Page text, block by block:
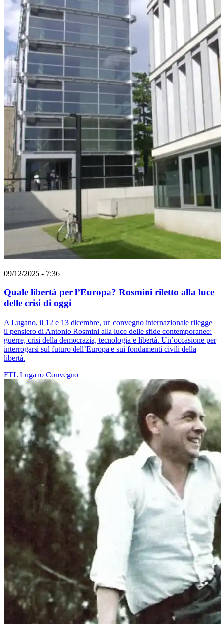
09/12/2025 - 7:36
Quale libertà per l’Europa? Rosmini riletto alla luce
delle crisi di oggi
A Lugano, il 12 e 13 dicembre, un convegno internazionale rilegge
il pensiero di Antonio Rosmini alla luce delle sfide contemporanee:
guerre, crisi della democrazia, tecnologia e libertà. Un’occasione per
interrogarsi sul futuro dell’Europa e sui fondamenti civili della
libertà.
FTL Lugano Convegno